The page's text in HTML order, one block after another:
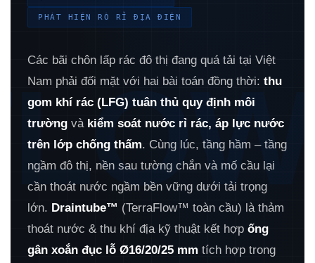
PHÁT HIỆN RÒ RỈ ĐỊA ĐIỆN
Các bãi chôn lấp rác đô thị đang quá tải tại Việt
Nam phải đối mặt với hai bài toán đồng thời: thu
gom khí rác (LFG) tuân thủ quy định môi
trường và kiểm soát nước rỉ rác, áp lực nước
trên lớp chống thấm. Cùng lúc, tầng hầm – tầng
ngầm đô thị, nền sau tường chắn và mố cầu lại
cần thoát nước ngầm bền vững dưới tải trọng
lớn. Draintube™ (TerraFlow™ toàn cầu) là thảm
thoát nước & thu khí địa kỹ thuật kết hợp ống
gân xoắn đục lỗ Ø16/20/25 mm tích hợp trong